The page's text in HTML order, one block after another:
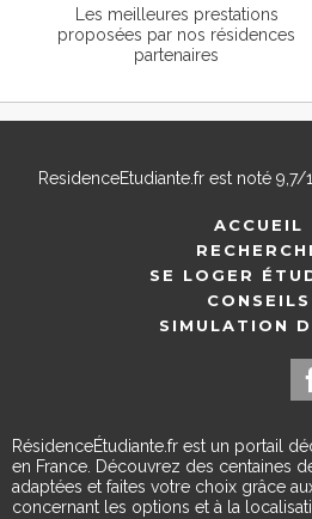
Les meilleures prestations
proposées par nos résidences
partenaires
ResidenceEtudiante.frest noté 9,7/
ACCUEIL
SE LOGER
CONSEILS
SIMULATION
RésidenceÉtudiante.fr est un portail
en France. Découvrez des centaines
adaptées et faites votre choix grâce
concernant les options et à la